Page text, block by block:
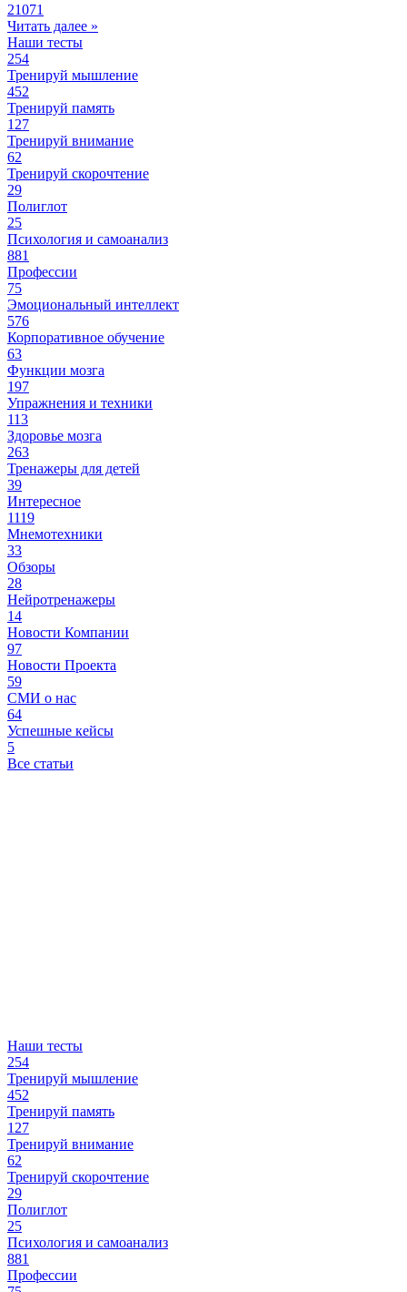
21071
Читать далее »
Наши тесты
254
Тренируй мышление
452
Тренируй память
127
Тренируй внимание
62
Тренируй скорочтение
29
Полиглот
25
Психология и самоанализ
881
Профессии
75
Эмоциональный интеллект
576
Корпоративное обучение
63
Функции мозга
197
Упражнения и техники
113
Здоровье мозга
263
Тренажеры для детей
39
Интересное
1119
Мнемотехники
33
Обзоры
28
Нейротренажеры
14
Новости Компании
97
Новости Проекта
59
СМИ о нас
64
Успешные кейсы
5
Все статьи
Наши тесты
254
Тренируй мышление
452
Тренируй память
127
Тренируй внимание
62
Тренируй скорочтение
29
Полиглот
25
Психология и самоанализ
881
Профессии